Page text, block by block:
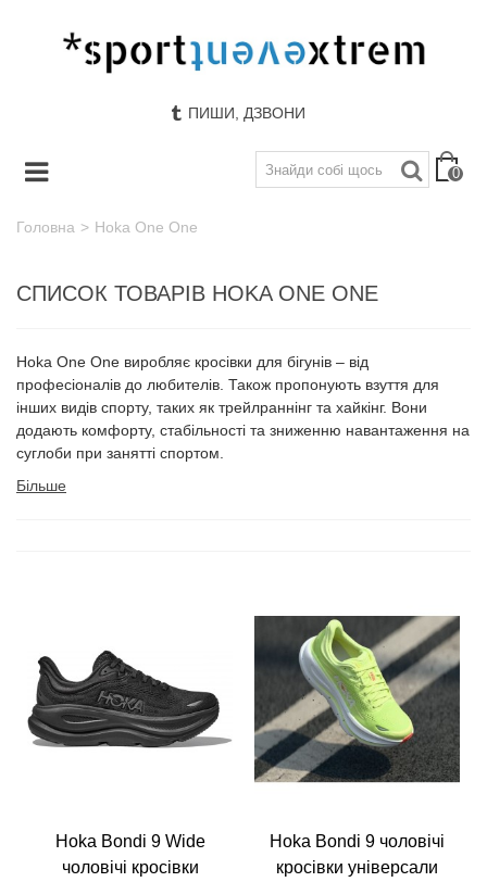
ПИШИ, ДЗВОНИ
0
Головна > Hoka One One
СПИСОК ТОВАРІВ HOKA ONE ONE
Hoka One One виробляє кросівки для бігунів – від
професіоналів до любителів. Також пропонують взуття для
інших видів спорту, таких як трейлраннінг та хайкінг. Вони
додають комфорту, стабільності та зниженню навантаження на
суглоби при занятті спортом.
Більше
Hoka Bondi 9 Wide
чоловічі кросівки
Hoka Bondi 9 чоловічі
кросівки універсали